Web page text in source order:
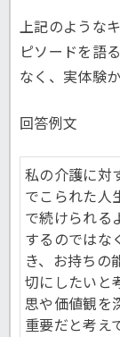
上記のような
ピソードを語
なく、実体験
回答例文
私の介護に対
でこられた人
で続けられる
するのではな
き、お持ちの
切にしたいと
思や価値観を
重要だと考え